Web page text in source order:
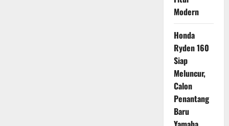
Modern
Honda
Ryden 160
Siap
Meluncur,
Calon
Penantang
Baru